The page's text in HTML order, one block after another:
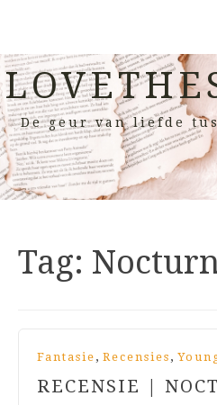
De geur van liefde
Tag:
Fantasie , Recensies ,
RECENSIE |